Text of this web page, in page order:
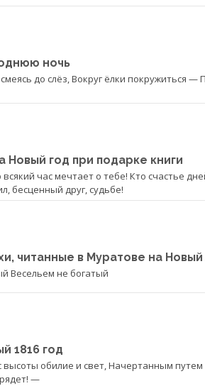
ночь
до слёз, Вокруг ёлки покружиться —
Новый год при подарке книги
час мечтает о тебе! Кто счастье
бесценный друг, судьбе!
читанные в Муратове на Новый
Весельем не богатый
1816 год
обилие и свет, Начертанным путем
—